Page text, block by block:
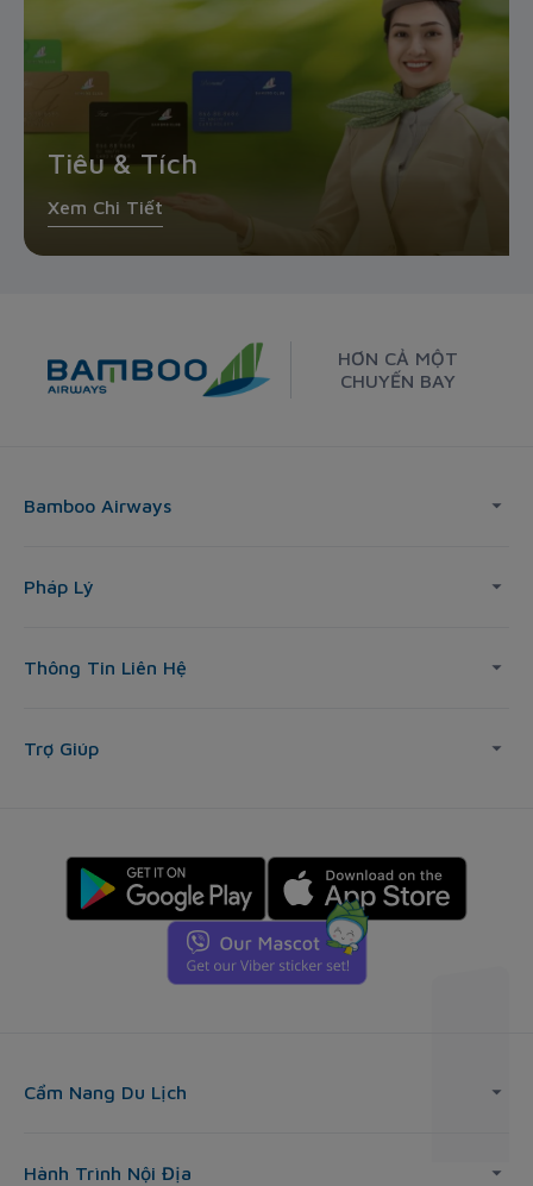
Tiêu & Tích
Xem Chi Tiết
HƠN CẢ MỘT
CHUYẾN BAY
Bamboo Airways
Pháp Lý
Thông Tin Liên Hệ
Trợ Giúp
Cẩm Nang Du Lịch
Hành Trình Nội Địa